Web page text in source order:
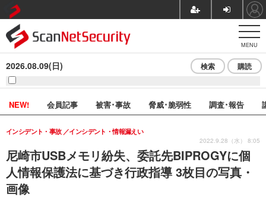
MENU
2026.08.09(日) 検索 購読
NEW! 会員記事 被害･事故 脅威･脆弱性 調査･報告
尼崎市USBメモリ紛失、委託先BIPROGYに個
人情報保護法に基づき行政指導 3枚目の写真・
画像
インシデント・事故 インシデント・情報漏えい
2022.9.28（水） 8:05